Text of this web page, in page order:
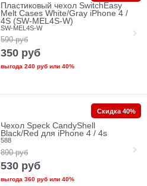
Пластиковый чехол SwitchEasy
Melt Cases White/Gray iPhone 4 /
4S (SW-MEL4S-W)
SW-MEL4S-W
590 руб
350 руб
выгода 240 рубили 40%
Чехол Speck CandyShell
Black/Red для iPhone 4 / 4s
588
890 руб
530 руб
выгода 360 рубили 40%
Скидка 40%